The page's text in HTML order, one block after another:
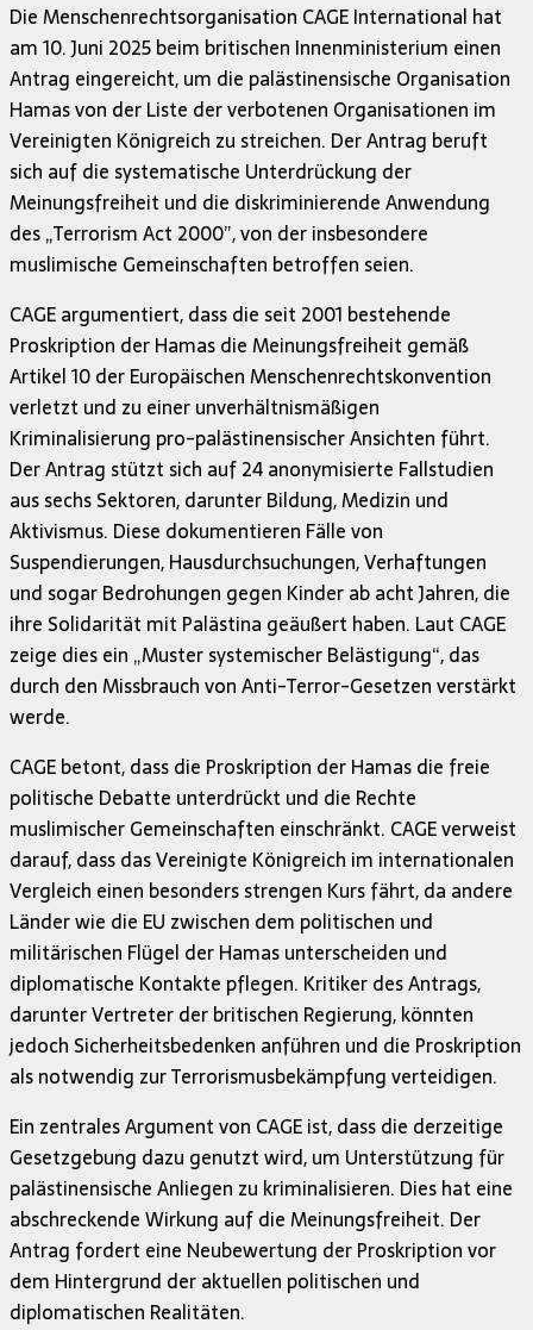
Die Menschenrechtsorganisation CAGE International hat
am 10. Juni 2025 beim britischen Innenministerium einen
Antrag eingereicht, um die palästinensische Organisation
Hamas von der Liste der verbotenen Organisationen im
Vereinigten Königreich zu streichen. Der Antrag beruft
sich auf die systematische Unterdrückung der
Meinungsfreiheit und die diskriminierende Anwendung
des „Terrorism Act 2000”, von der insbesondere
muslimische Gemeinschaften betroffen seien.
CAGE argumentiert, dass die seit 2001 bestehende
Proskription der Hamas die Meinungsfreiheit gemäß
Artikel 10 der Europäischen Menschenrechtskonvention
verletzt und zu einer unverhältnismäßigen
Kriminalisierung pro-palästinensischer Ansichten führt.
Der Antrag stützt sich auf 24 anonymisierte Fallstudien
aus sechs Sektoren, darunter Bildung, Medizin und
Aktivismus. Diese dokumentieren Fälle von
Suspendierungen, Hausdurchsuchungen, Verhaftungen
und sogar Bedrohungen gegen Kinder ab acht Jahren, die
ihre Solidarität mit Palästina geäußert haben. Laut CAGE
zeige dies ein „Muster systemischer Belästigung“, das
durch den Missbrauch von Anti-Terror-Gesetzen verstärkt
werde.
CAGE betont, dass die Proskription der Hamas die freie
politische Debatte unterdrückt und die Rechte
muslimischer Gemeinschaften einschränkt. CAGE verweist
darauf, dass das Vereinigte Königreich im internationalen
Vergleich einen besonders strengen Kurs fährt, da andere
Länder wie die EU zwischen dem politischen und
militärischen Flügel der Hamas unterscheiden und
diplomatische Kontakte pflegen. Kritiker des Antrags,
darunter Vertreter der britischen Regierung, könnten
jedoch Sicherheitsbedenken anführen und die Proskription
als notwendig zur Terrorismusbekämpfung verteidigen.
Ein zentrales Argument von CAGE ist, dass die derzeitige
Gesetzgebung dazu genutzt wird, um Unterstützung für
palästinensische Anliegen zu kriminalisieren. Dies hat eine
abschreckende Wirkung auf die Meinungsfreiheit. Der
Antrag fordert eine Neubewertung der Proskription vor
dem Hintergrund der aktuellen politischen und
diplomatischen Realitäten.